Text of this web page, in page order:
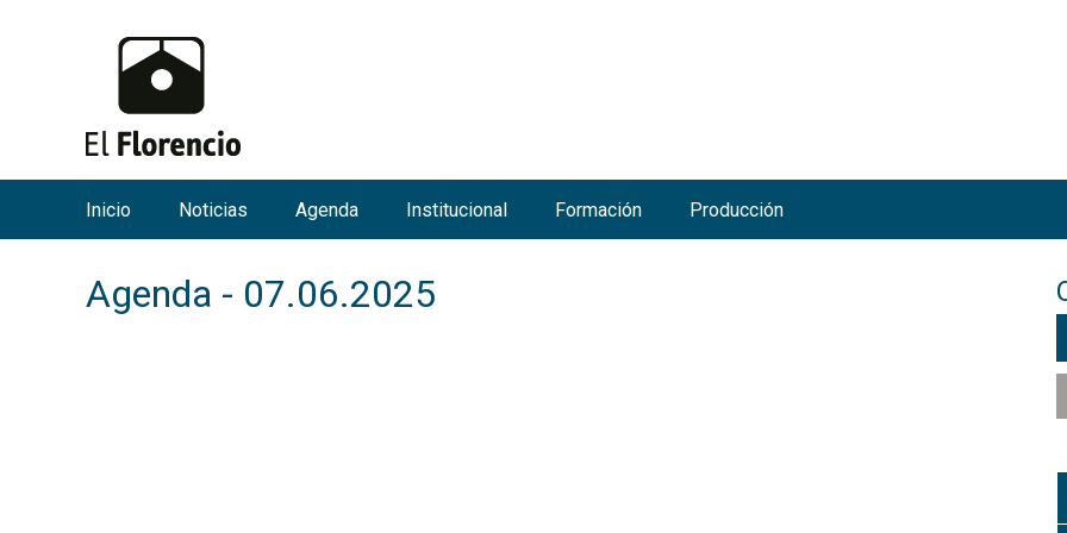
Agenda - 07.06.2025
n
Inicio Noticias Agenda Institucional Formación Producción